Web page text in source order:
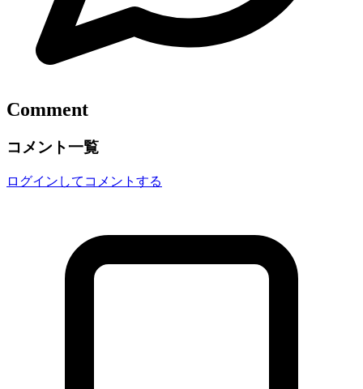
Comment
コメント一覧
ログインしてコメントする